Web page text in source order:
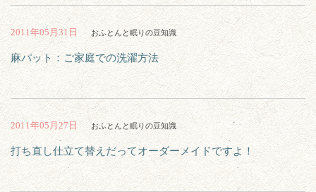
2011年05月31日 おふとんと眠りの豆知識
麻パット：ご家庭での洗濯方法
2011年05月27日 おふとんと眠りの豆知識
打ち直し仕立て替えだってオーダーメイドですよ！